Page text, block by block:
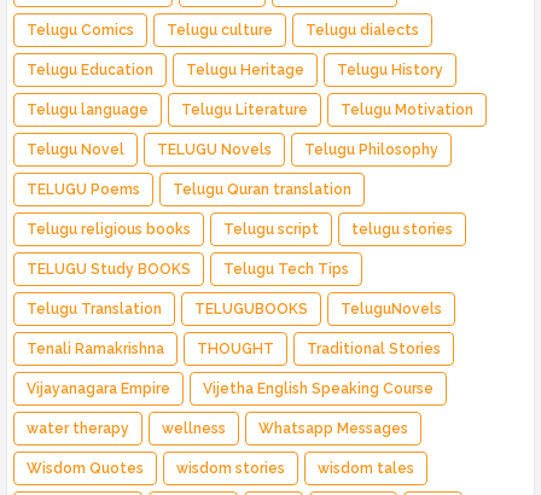
Telugu Comics Telugu culture Telugu dialects
Telugu Education Telugu Heritage Telugu History
Telugu language Telugu Literature Telugu Motivation
Telugu Novel TELUGU Novels Telugu Philosophy
TELUGU Poems Telugu Quran translation
Telugu religious books Telugu script telugu stories
TELUGU Study BOOKS Telugu Tech Tips
Telugu Translation TELUGUBOOKS TeluguNovels
Tenali Ramakrishna THOUGHT Traditional Stories
Vijayanagara Empire Vijetha English Speaking Course
water therapy wellness Whatsapp Messages
Wisdom Quotes wisdom stories wisdom tales